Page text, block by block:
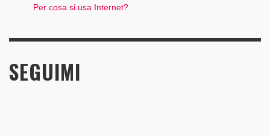
Per cosa si usa Internet?
SEGUIMI